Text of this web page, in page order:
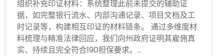
组织补充印证材料：系统整理此前未提交的辅助证
据，如完整银行流水、内部沟通记录、项目文档及工
时记录等，构建相互印证的材料链条。 通过多维度材
料梳理与精准法律回应，我们向州政府证明其雇佣真
实、持续且完全符合190担保要求。…